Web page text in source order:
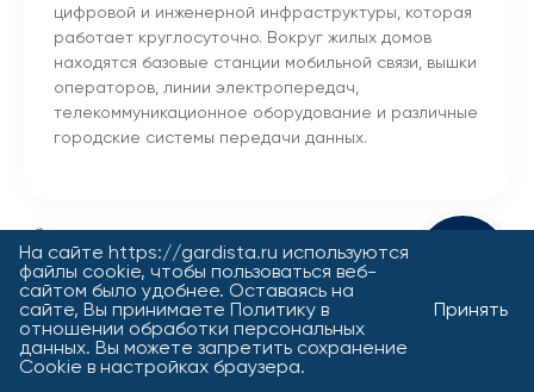
цифровой и инженерной инфраструктуры, которая
работает круглосуточно. Вокруг жилых домов
находятся базовые станции мобильной связи, вышки
операторов, линии электропередач,
телекоммуникационное оборудование и различные
городские системы передачи данных.
Поможем с выбором
На сайте https://gardista.ru используются
файлы cookie, чтобы пользоваться веб-
сайтом было удобнее. Оставаясь на
сайте, Вы принимаете
Политику в
отношении обработки персональных
данных. Вы можете запретить сохранение
Cookie в настройках браузера.
Принять